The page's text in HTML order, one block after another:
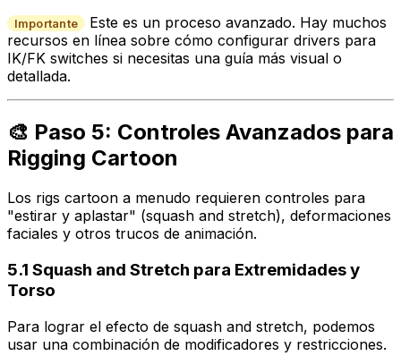
Importante Este es un proceso avanzado. Hay muchos
recursos en línea sobre cómo configurar drivers para
IK/FK switches si necesitas una guía más visual o
detallada.
🎨 Paso 5: Controles Avanzados para
Rigging Cartoon
Los rigs cartoon a menudo requieren controles para
"estirar y aplastar" (squash and stretch), deformaciones
faciales y otros trucos de animación.
5.1 Squash and Stretch para Extremidades y
Torso
Para lograr el efecto de squash and stretch, podemos
usar una combinación de modificadores y restricciones.